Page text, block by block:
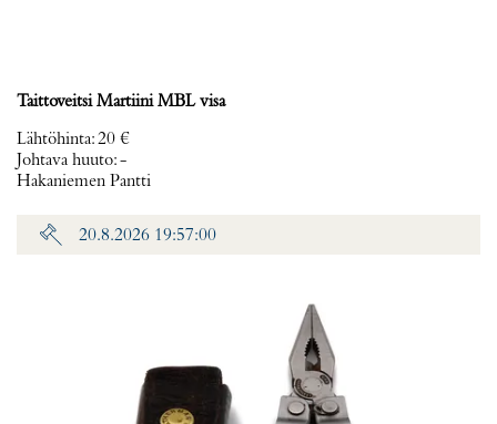
Taittoveitsi Martiini MBL visa
Lähtöhinta:20 €
Johtava huuto:-
Hakaniemen Pantti
20.8.2026 19:57:00